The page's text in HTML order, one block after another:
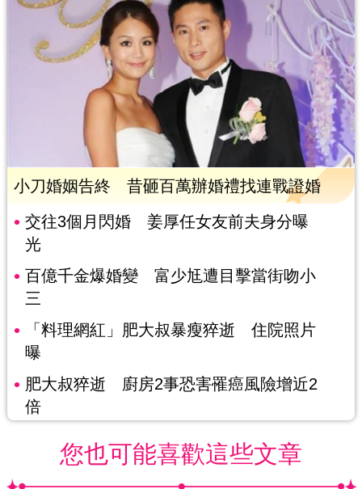
小刀婚姻告終 昔砸百萬辦婚禮找連戰證婚
交往3個月閃婚 姜厚任女友前夫身分曝
光
百億千金爆婚變 富少尪遭目擊當街吻小
三
「料理網紅」肥大叔暴瘦猝逝 住院照片
曝
肥大叔猝逝 廚房2事恐害罹癌風險增近2
倍
您也可能喜歡這些文章